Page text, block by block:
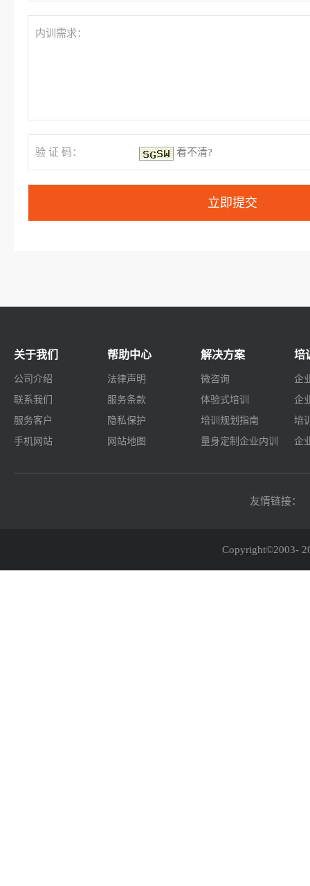
内训需求：
验 证 码： 看不清?
关于我们
公司介绍
联系我们
服务客户
手机网站
帮助中心
法律声明
服务条款
隐私保护
网站地图
解决方案
微咨询
体验式培训
培训规划指南
量身定制企业内训
培
企
企
培
企
友情链接：
Copyright©2003-